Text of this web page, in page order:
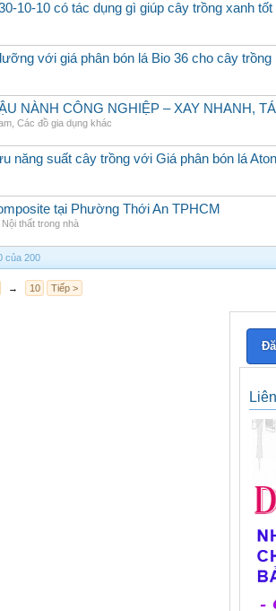
10-10 có tác dụng gì giúp cây trồng xanh tốt
với giá phân bón lá Bio 36 cho cây trồng
NÀNH CÔNG NGHIỆP – XAY NHANH,
Các đồ gia dụng khác
năng suất cây trồng với Giá phân bón lá
tại Phường Thới An TPHCM
Nội thất trong nhà
của 200
→ 10 Tiếp >